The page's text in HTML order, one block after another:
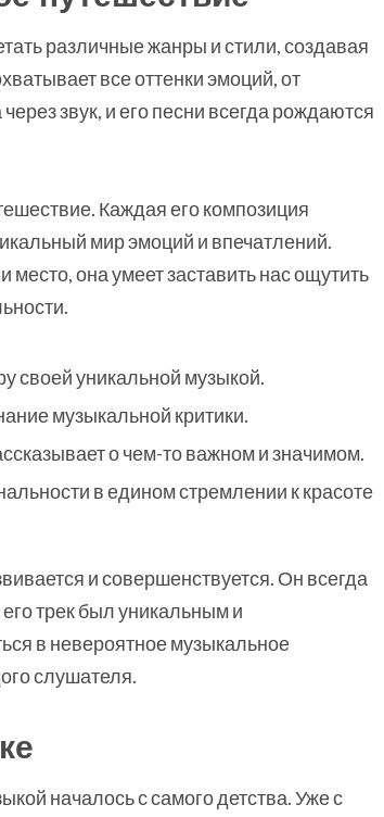
различные жанры и стили, создавая
все оттенки эмоций, от
звук, и его песни всегда рождаются
Каждая его композиция
мир эмоций и впечатлений.
она умеет заставить нас ощутить
своей уникальной музыкой.
музыкальной критики.
о чем-то важном и значимом.
в едином стремлении к красоте
и совершенствуется. Он всегда
трек был уникальным и
в невероятное музыкальное
слушателя.
началось с самого детства. Уже с